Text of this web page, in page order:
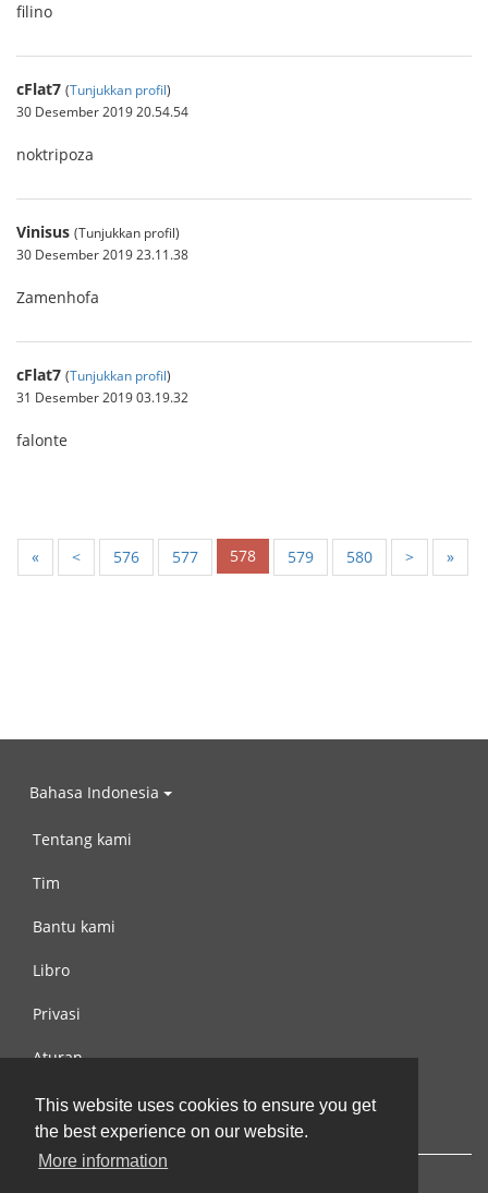
This website uses cookies to ensure you get
the best experience on our website.
More information
filino
cFlat7 (Tunjukkan profil)
30 Desember 2019 20.54.54
noktripoza
Vinisus (Tunjukkan profil)
30 Desember 2019 23.11.38
Zamenhofa
cFlat7 (Tunjukkan profil)
31 Desember 2019 03.19.32
falonte
« < 576 577 578 579 580 > »
Bahasa Indonesia
Tentang kami
Tim
Bantu kami
Libro
Privasi
Aturan
Hubungi kami